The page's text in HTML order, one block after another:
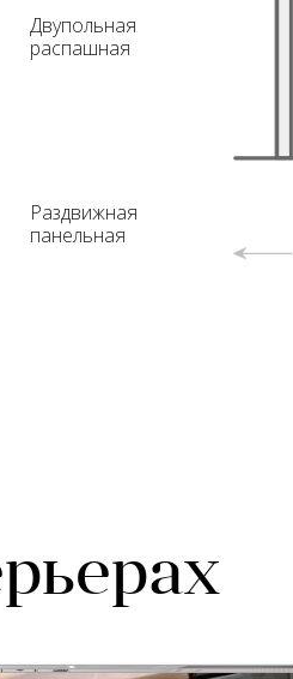
Двупольная
распашная
Раздвижная
панельная